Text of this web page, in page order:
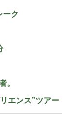
ーク
。
エンス”ツアー